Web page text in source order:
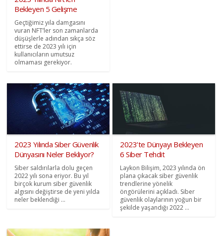
Bekleyen 5 Gelişme
Geçtiğimiz yıla damgasını
vuran NFT’ler son zamanlarda
düşüşlerle adından sıkça söz
ettirse de 2023 yılı için
kullanıcıların umutsuz
olmaması gerekiyor.
2023 Yılında Siber Güvenlik
Dünyasını Neler Bekliyor?
Siber saldırılarla dolu geçen
2022 yılı sona eriyor. Bu yıl
birçok kurum siber güvenlik
algısını değiştirse de yeni yılda
neler beklendiği ...
2023’te Dünyayı Bekleyen
6 Siber Tehdit
Laykon Bilişim, 2023 yılında ön
plana çıkacak siber güvenlik
trendlerine yönelik
öngörülerini açıkladı. Siber
güvenlik olaylarının yoğun bir
şekilde yaşandığı 2022 ...